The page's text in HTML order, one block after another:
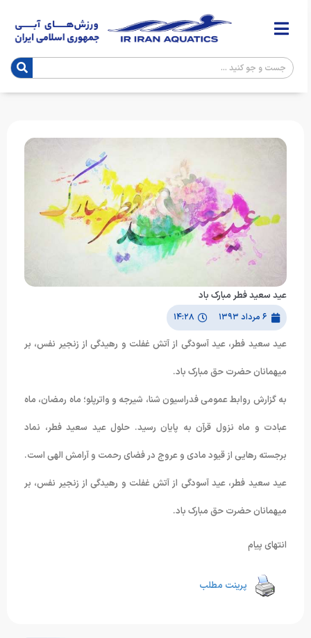
عید سعید فطر مبارک باد
۶ مرداد ۱۳۹۳ ۱۴:۲۸
عید سعید فطر، عید آسودگی از آتش غفلت و رهیدگی از زنجیر نفس، بر
میهمانان حضرت حق مبارک باد.
به گزارش روابط عمومی فدراسیون شنا، شیرجه و واترپلو؛ ماه رمضان، ماه
عبادت و ماه نزول قرآن به پایان رسید. حلول عید سعید فطر، نماد
برجسته رهایی از قیود مادی و عروج در فضای رحمت و آرامش الهی است.
عید سعید فطر، عید آسودگی از آتش غفلت و رهیدگی از زنجیر نفس، بر
میهمانان حضرت حق مبارک باد.
انتهای پیام
پرینت مطلب